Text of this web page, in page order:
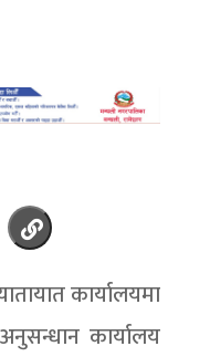
कार्यालयमा
कार्यालय